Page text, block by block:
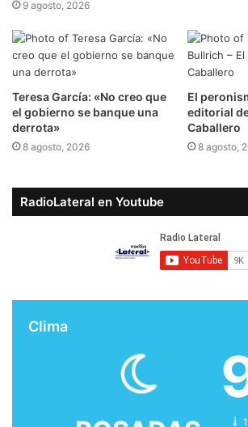
9 agosto, 2026
​Teresa García: «No creo que
el gobierno se banque una
derrota»
8 agosto, 2026
​El
editorial
Caballero
8 agosto,
RadioLateral en Youtube
Clima